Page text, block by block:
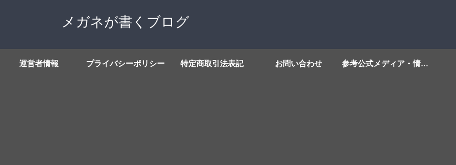
メガネが書くブログ
運営者情報 プライバシーポリシー 特定商取引法表記 お問い合わせ 参考公式メディア・情報源リンク